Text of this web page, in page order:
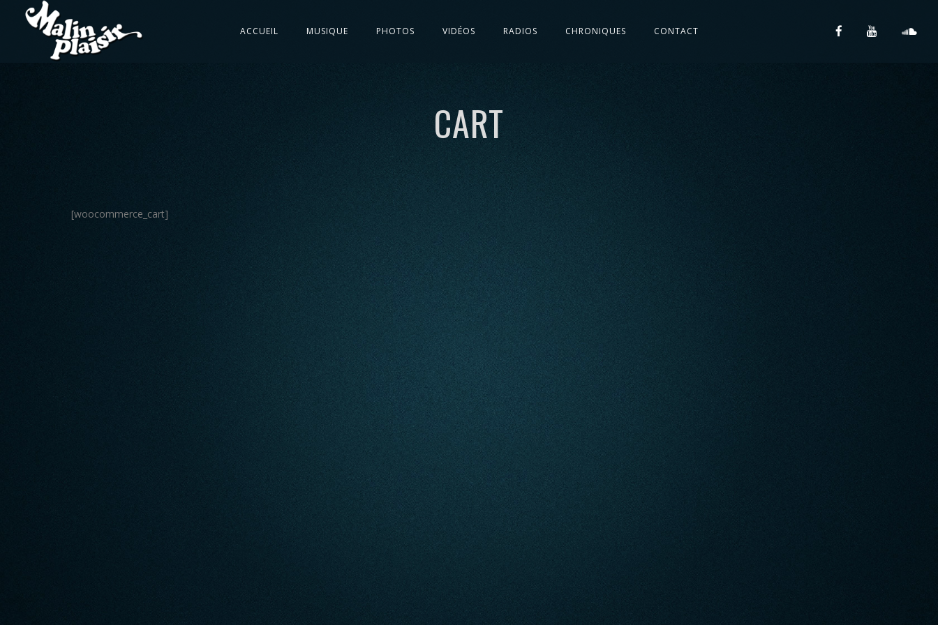
ACCUEIL MUSIQUE PHOTOS VIDÉOS RADIOS CHRONIQUES CONTACT
CART
[woocommerce_cart]